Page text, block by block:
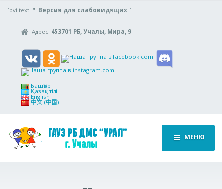
[bvi text=" Версия для слабовидящих"]
Адрес: 453701 РБ, Учалы, Мира, 9
Башҡорт
Қазақ тілі
English
中文 (中国)
МЕНЮ